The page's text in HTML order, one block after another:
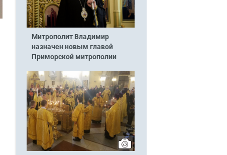
Митрополит Владимир
назначен новым главой
Приморской митрополии